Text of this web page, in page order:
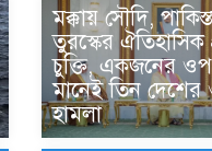
মক্কায় সৌদি,
তুরস্কের ঐতিহাসিক
চুক্তি, একজনের
মানেই তিন
হামলা